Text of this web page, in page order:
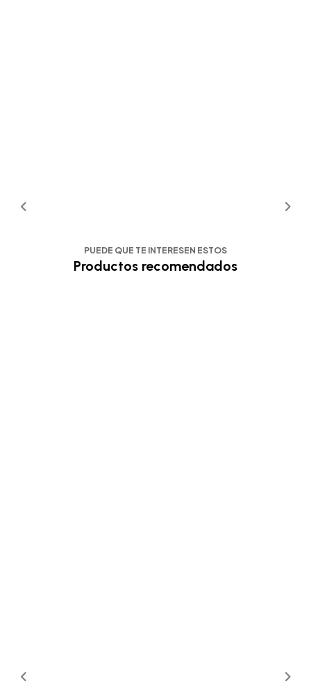
PUEDE QUE TE INTERESEN ESTOS
Productos recomendados